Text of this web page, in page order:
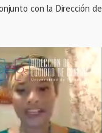
con la Dirección de